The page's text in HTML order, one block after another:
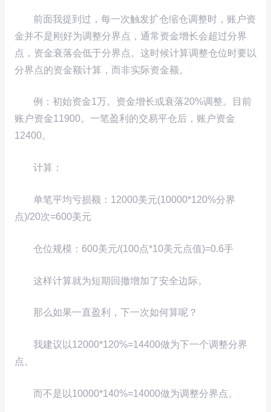
前面我提到过，每一次触发扩仓缩仓调整时，账户资
金并不是刚好为调整分界点，通常资金增长会超过分界
点，资金衰落会低于分界点。这时候计算调整仓位时要以
分界点的资金额计算，而非实际资金额。
例：初始资金1万。资金增长或衰落20%调整。目前
账户资金11900。一笔盈利的交易平仓后，账户资金
12400。
计算：
单笔平均亏损额：12000美元(10000*120%分界
点)/20次=600美元
仓位规模：600美元/(100点*10美元点值)=0.6手
这样计算就为短期回撤增加了安全边际。
那么如果一直盈利，下一次如何算呢？
我建议以12000*120%=14400做为下一个调整分界
点。
而不是以10000*140%=14000做为调整分界点。